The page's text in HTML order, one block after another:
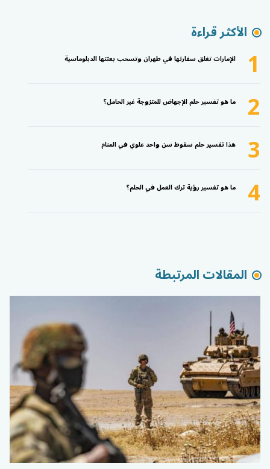
الأكثر قراءة
1 الإمارات تغلق سفارتها في طهران وتسحب بعثتها الدبلوماسية
2 ما هو تفسير حلم الإجهاض للمتزوجة غير الحامل؟
3 هذا تفسير حلم سقوط سن واحد علوي في المنام
4 ما هو تفسير رؤية ترك العمل في الحلم؟
المقالات المرتبطة